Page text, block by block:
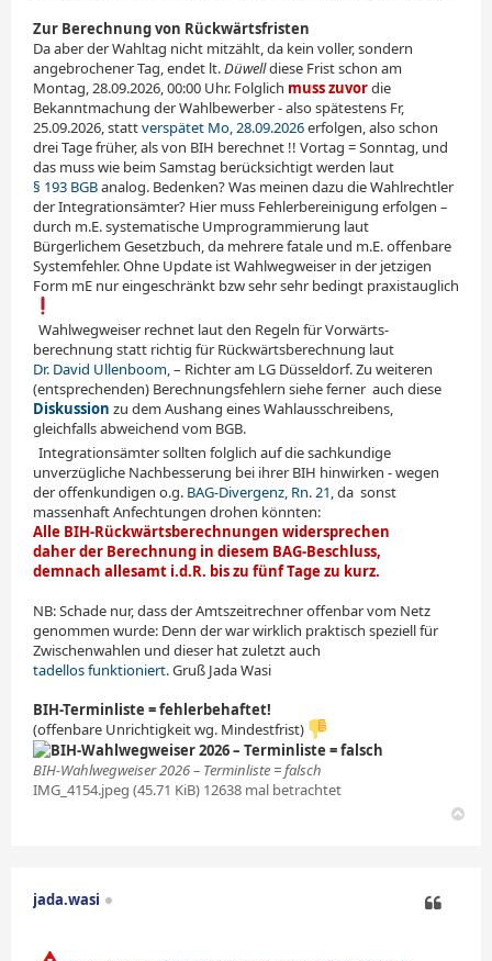
Zur Berechnung von Rückwärtsfristen
Da aber der Wahltag nicht mitzählt, da kein voller, sondern
angebrochener Tag, endet lt.Düwelldiese Frist schon am
Montag, 28.09.2026, 00:00 Uhr. Folglich muss zuvordie
Bekanntmachung der Wahlbewerber - also spätestens Fr,
25.09.2026, stattverspätet Mo, 28.09.2026erfolgen, also schon
drei Tage früher, als von BIH berechnet !! Vortag = Sonntag, und
das muss wie beim Samstag berücksichtigt werden laut
§ 193 BGBanalog. Bedenken? Was meinen dazu die Wahlrechtler
der Integrationsämter? Hier muss Fehlerbereinigung erfolgen –
durch m.E. systematische Umprogrammierung laut
Bürgerlichem Gesetzbuch, da mehrere fatale und m.E. offenbare
Systemfehler. Ohne Update ist Wahlwegweiser in der jetzigen
Form mE nur eingeschränkt bzw sehr sehr bedingt praxistauglich
Wahlwegweiser rechnet laut den Regeln für Vor­wärts­
berechnung statt richtig für Rückwärtsberechnung laut
Dr. David Ullenboom,– Richter am LG Düsseldorf. Zu weiteren
(entsprechenden) Berechnungsfehlern siehe ferner auch diese
Diskussion zu dem Aushang eines Wahlausschreibens,
gleichfalls abweichend vom BGB.
Integrationsämter sollten folglich auf die sachkundige
unverzügliche Nachbesserung bei ihrer BIH hinwirken - wegen
der offenkundigen o.g. BAG-Divergenz, Rn. 21,da sonst
massenhaft Anfechtungen drohen könnten:
Alle BIH-Rückwärtsberechnungen widersprechen
daher der Berechnung in diesem BAG-Beschluss,
demnach allesamt i.d.R. bis zu fünf Tage zu kurz.
NB: Schade nur, dass der Amtszeitrechner offenbar vom Netz
genommen wurde: Denn der war wirklich praktisch speziell für
Zwischenwahlen und dieser hat zuletzt auch
tadellos funktioniert.Gruß Jada Wasi
BIH-Terminliste = fehlerbehaftet!
(offenbare Unrichtigkeit wg. Mindestfrist)
BIH-Wahlwegweiser 2026 – Terminliste = falsch
IMG_4154.jpeg (45.71 KiB) 12638 mal betrachtet
jada.wasi